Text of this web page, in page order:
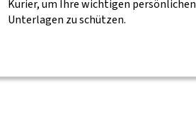
Kurier, um Ihre wichtigen persönlichen
Unterlagen zu schützen.